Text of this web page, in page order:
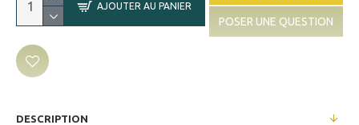
AJOUTER AU PANIER
POSER UNE QUESTION
DESCRIPTION